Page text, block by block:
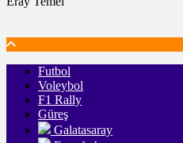
Futbol
Voleybol
F1 Rally
Güreş
Galatasaray